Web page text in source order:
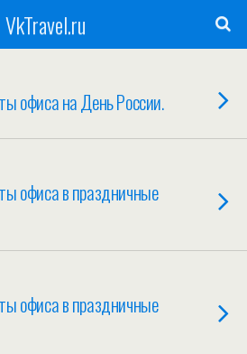
VkTravel.ru
офиса на День России.
офиса в праздничные
офиса в праздничные